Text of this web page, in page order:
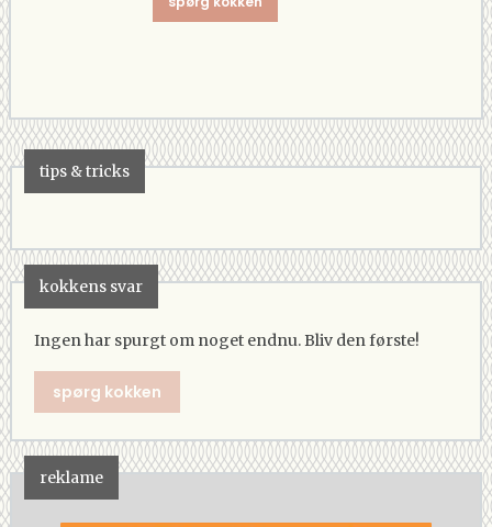
tips & tricks
kokkens svar
Ingen har spurgt om noget endnu. Bliv den første!
spørg kokken
reklame